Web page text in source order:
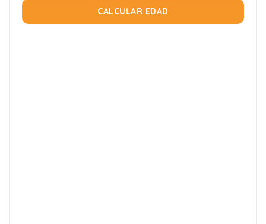
CALCULAR EDAD